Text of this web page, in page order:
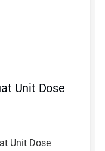
Unit Dose
Unit Dose